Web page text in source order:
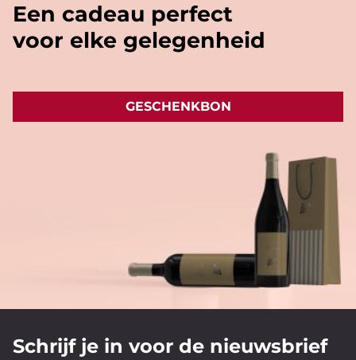
Een cadeau perfect
voor elke gelegenheid
GESCHENKBON
Schrijf je in voor de nieuwsbrief